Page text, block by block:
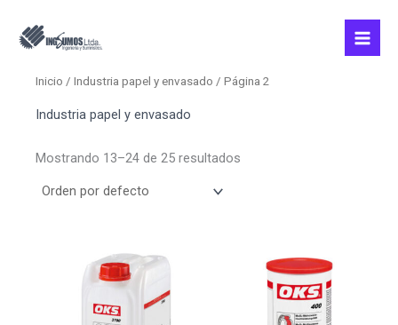
contenido
Inicio / Industria papel y envasado / Página 2
Industria papel y envasado
Mostrando 13–24 de 25 resultados